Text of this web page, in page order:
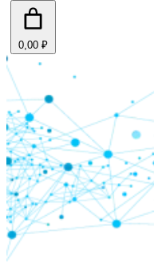
0,00 ₽